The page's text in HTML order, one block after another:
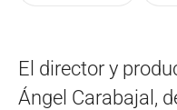
El director y
Ángel Carabajal,